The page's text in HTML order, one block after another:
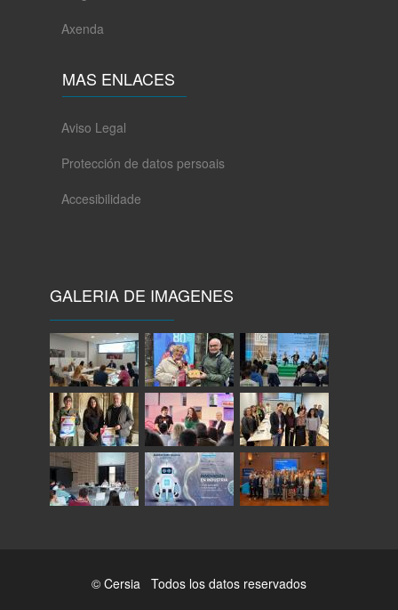
Axenda
MAS ENLACES
Aviso Legal
Protección de datos persoais
Accesibilidade
GALERIA DE IMAGENES
© Cersia Todos los datos reservados